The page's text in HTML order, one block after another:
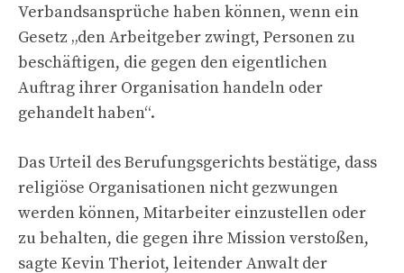
Verbandsansprüche haben können, wenn ein
Gesetz „den Arbeitgeber zwingt, Personen zu
beschäftigen, die gegen den eigentlichen
Auftrag ihrer Organisation handeln oder
gehandelt haben“.
Das Urteil des Berufungsgerichts bestätige, dass
religiöse Organisationen nicht gezwungen
werden können, Mitarbeiter einzustellen oder
zu behalten, die gegen ihre Mission verstoßen,
sagte Kevin Theriot, leitender Anwalt der